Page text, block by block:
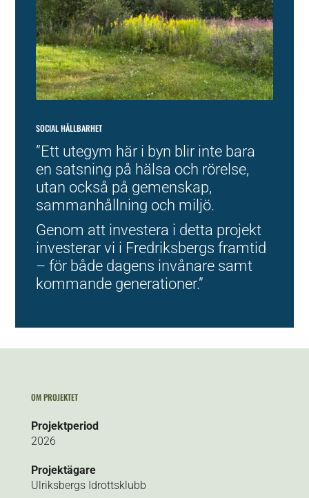
SOCIAL HÅLLBARHET
”Ett utegym här i byn blir inte bara
en satsning på hälsa och rörelse,
utan också på gemenskap,
sammanhållning och miljö.
Genom att investera i detta projekt
investerar vi i Fredriksbergs framtid
– för både dagens invånare samt
kommande generationer.”
OM PROJEKTET
Projektperiod
2026
Projektägare
Ulriksbergs Idrottsklubb